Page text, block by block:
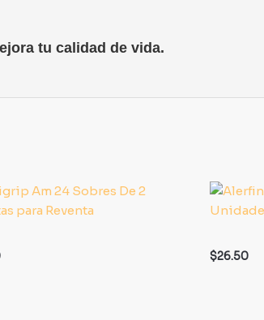
tu calidad de vida.
$26.50